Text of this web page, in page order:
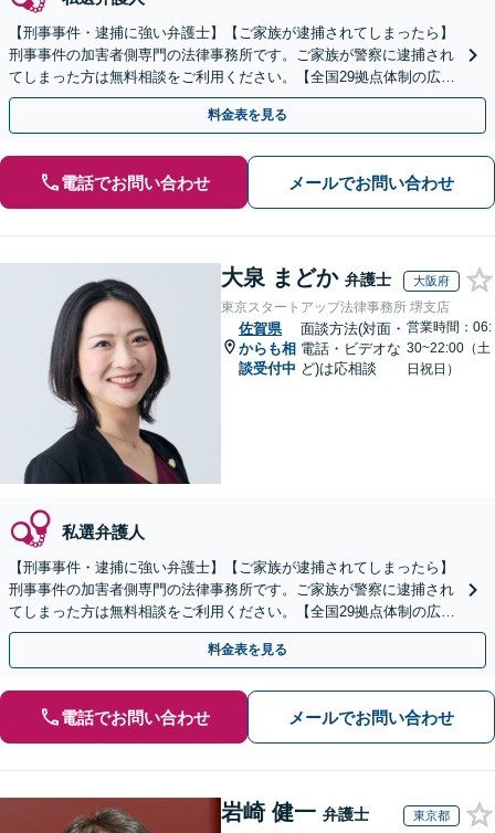
【刑事事件・逮捕に強い弁護士】【ご家族が逮捕されてしまったら】
刑事事件の加害者側専門の法律事務所です。ご家族が警察に逮捕され
てしまった方は無料相談をご利用ください。【全国29拠点体制の広域
対応】【弁護士待機中/当日中の電話相談可(予約制)】
料金表を見る
電話でお問い合わせ メールでお問い合わせ
大泉 まどか 弁護士 大阪府
東京スタートアップ法律事務所 堺支店
佐賀県
からも相
談受付中
面談方法(対面・
電話・ビデオな
ど)は応相談
営業時間：06:
30~22:00（土
日祝日）
私選弁護人
【刑事事件・逮捕に強い弁護士】【ご家族が逮捕されてしまったら】
刑事事件の加害者側専門の法律事務所です。ご家族が警察に逮捕され
てしまった方は無料相談をご利用ください。【全国29拠点体制の広域
対応】【弁護士待機中/当日中の電話相談可(予約制)】
料金表を見る
電話でお問い合わせ メールでお問い合わせ
岩崎 健一 弁護士 東京都